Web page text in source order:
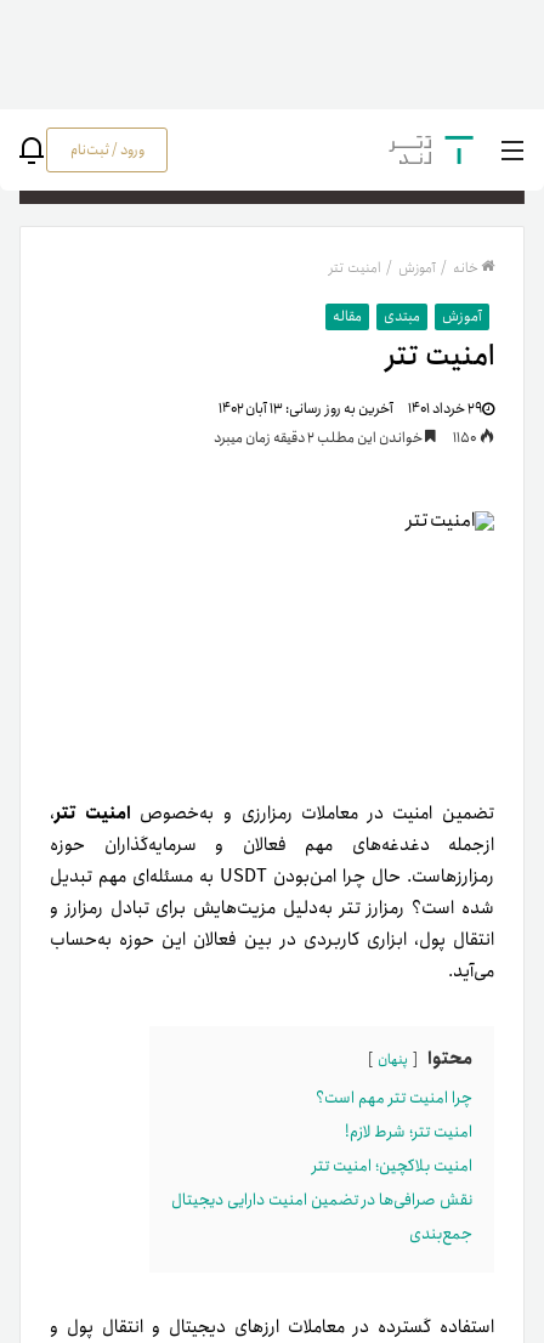
ورود / ثبت‌نام
خانه / آموزش / امنیت تتر
آموزش مبتدی مقاله
امنیت تتر
۲۹ خرداد ۱۴۰۱ آخرین به روز رسانی:۱۳ آبان ۱۴۰۲
خواندن این مطلب 2 دقیقه زمان میبرد
تضمین امنیت در معاملات رمزارزی و به‌خصوص امنیت تتر،
ازجمله دغدغه‌های مهم فعالان و سرمایه‌گذاران حوزه
رمزارزهاست. حال چرا امن‌بودن USDT به مسئله‌ای مهم تبدیل
شده است؟ رمزارز تتر به‌دلیل مزیت‌هایش برای تبادل رمزارز و
انتقال پول‌، ابزاری کاربردی در بین فعالان این حوزه به‌حساب
می‌آید.
محتوا پنهان
چرا امنیت تتر مهم است؟
امنیت تتر؛ شرط لازم!
امنیت بلاکچین؛ امنیت تتر
نقش صرافی‌ها در تضمین امنیت دارایی دیجیتال
جمع‌بندی
استفاده گسترده در معاملات ارزهای دیجیتال و انتقال پول و